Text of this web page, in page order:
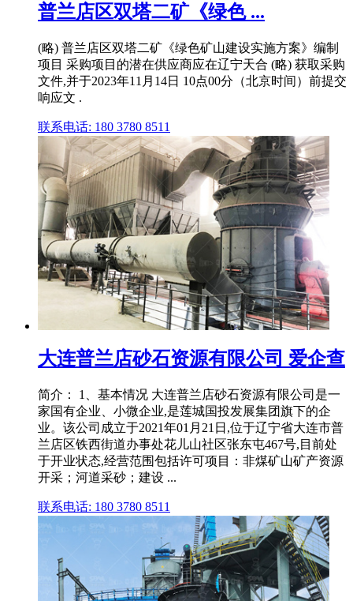
普兰店区双塔二矿《绿色 ...
(略) 普兰店区双塔二矿《绿色矿山建设实施方案》编制
项目 采购项目的潜在供应商应在辽宁天合 (略) 获取采购
文件,并于2023年11月14日 10点00分（北京时间）前提交
响应文 .
联系电话: 180 3780 8511
大连普兰店砂石资源有限公司 爱企查
简介： 1、基本情况 大连普兰店砂石资源有限公司是一
家国有企业、小微企业,是莲城国投发展集团旗下的企
业。该公司成立于2021年01月21日,位于辽宁省大连市普
兰店区铁西街道办事处花儿山社区张东屯467号,目前处
于开业状态,经营范围包括许可项目：非煤矿山矿产资源
开采；河道采砂；建设 ...
联系电话: 180 3780 8511